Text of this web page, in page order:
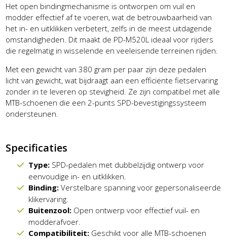
Het open bindingmechanisme is ontworpen om vuil en
modder effectief af te voeren, wat de betrouwbaarheid van
het in- en uitklikken verbetert, zelfs in de meest uitdagende
omstandigheden. Dit maakt de PD-M520L ideaal voor rijders
die regelmatig in wisselende en veeleisende terreinen rijden.
Met een gewicht van 380 gram per paar zijn deze pedalen
licht van gewicht, wat bijdraagt aan een efficiënte fietservaring
zonder in te leveren op stevigheid. Ze zijn compatibel met alle
MTB-schoenen die een 2-punts SPD-bevestigingssysteem
ondersteunen.
Specificaties
Type: SPD-pedalen met dubbelzijdig ontwerp voor
eenvoudige in- en uitklikken.
Binding: Verstelbare spanning voor gepersonaliseerde
klikervaring.
Buitenzool: Open ontwerp voor effectief vuil- en
modderafvoer.
Compatibiliteit: Geschikt voor alle MTB-schoenen